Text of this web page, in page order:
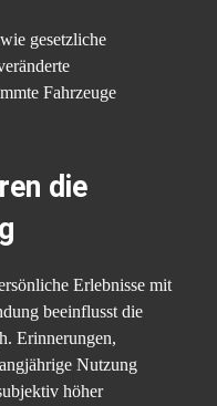
gesetzliche
Fahrzeuge
die
Erlebnisse mit
beeinflusst die
Erinnerungen,
Nutzung
höher